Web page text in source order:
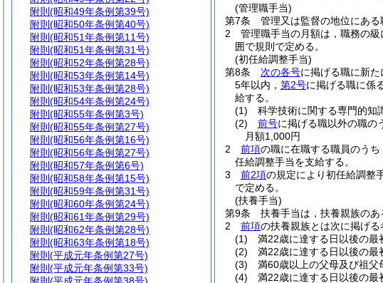
(管理職手当)
第7条
管理又は監督の地位にあ
2
管理職手当の月額は，職務の
囲で規則で定める。
(初任給調整手当)
第8条
次の各号に掲げる職に新た
5年以内， 第2号に掲げる職に係
給する。
(1)
科学技術に関する専門的
(2)
前号に掲げる職以外の職の
月額1,000円
2
前項の職に在職する職員のうち
任給調整手当を支給する。
3
前2項の規定により初任給調整
で定める。
(扶養手当)
第9条
扶養手当は，扶養親族のあ
2
前項の扶養親族とは次に掲げ
(1)
満22歳に達する日以後の
(2)
満22歳に達する日以後の
(3)
満60歳以上の父母及び祖父
(4)
満22歳に達する日以後の
附則 (昭和49年条例第39号)
附則 (昭和50年条例第40号)
附則 (昭和51年条例第11号)
附則 (昭和51年条例第31号)
附則 (昭和52年条例第28号)
附則 (昭和53年条例第14号)
附則 (昭和53年条例第28号)
附則 (昭和54年条例第24号)
附則 (昭和55年条例第3号)
附則 (昭和55年条例第27号)
附則 (昭和56年条例第16号)
附則 (昭和56年条例第27号)
附則 (昭和57年条例第6号)
附則 (昭和58年条例第15号)
附則 (昭和59年条例第31号)
附則 (昭和60年条例第24号)
附則 (昭和61年条例第29号)
附則 (昭和62年条例第28号)
附則 (昭和63年条例第18号)
附則 (平成元年条例第27号)
附則 (平成元年条例第33号)